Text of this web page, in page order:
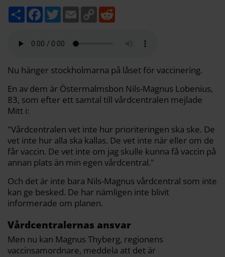
D
e
F
b
k
T
w
t
E
m
C
o
k
Nu hänger stockholmarna på låset för vaccinering.
En av dem är Östermalmsbon Nils-Magnus Lobenius,
83, som efter ett samtal till vårdcentralen mejlade
Mitt i:
"Vårdcentralen vet inte hur prioriteringen ska ske. De
vet inte hur alla ska kallas. De vet inte när eller om de
får vaccin. De vet inte om jag skulle kunna få vaccin på
annan plats än min egen vårdcentral."
Och det är inte bara Nils-Magnus vårdcentral som inte
kan ge besked. De har nämligen inte blivit
informerade om planen.
Vårdcentralernas ansvar
Men nu kan Magnus Thyberg, regionens
vaccinsamordnare, meddela att det är